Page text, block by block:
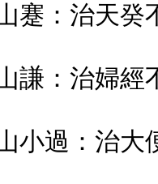
蹇：治天癸
謙：治婦經
小過：治大